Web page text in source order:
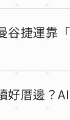
谷捷運靠
好厝邊？